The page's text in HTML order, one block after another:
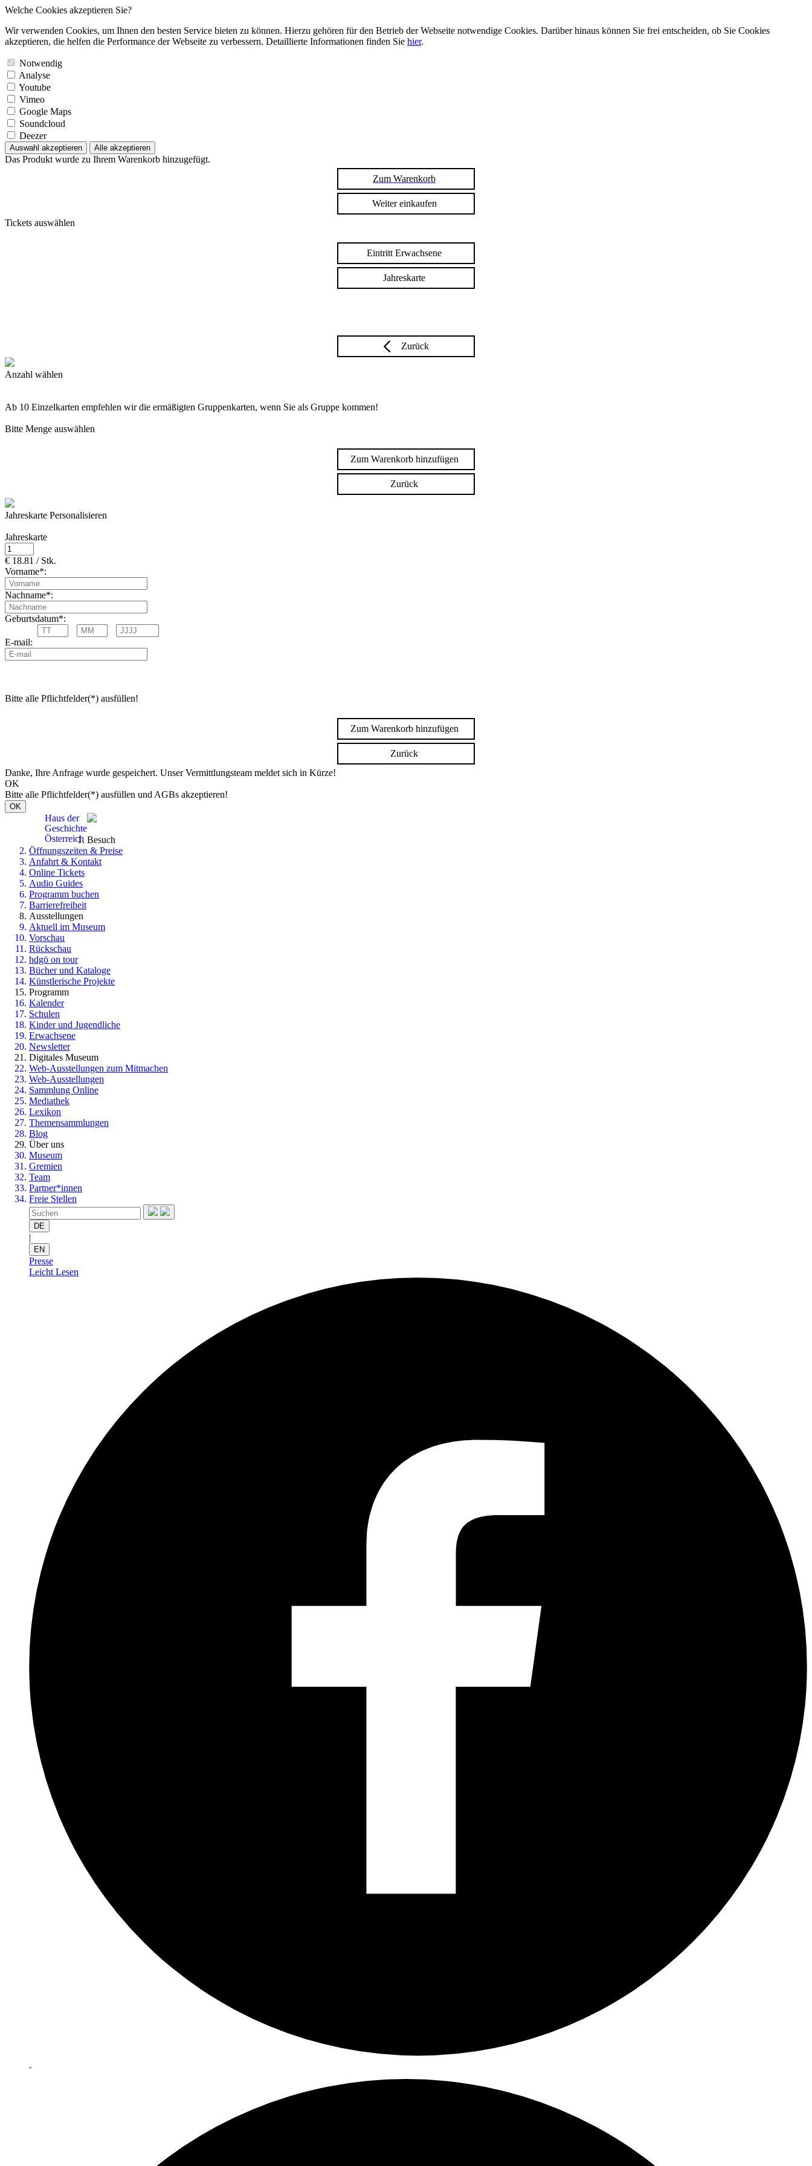
Welche Cookies akzeptieren Sie?
Wir verwenden Cookies, um Ihnen den besten Service bieten zu können. Hierzu gehören für den Betrieb der Webseite notwendige Cookies. Darüber hinaus können Sie frei entscheiden, ob Sie Cookies
akzeptieren, die helfen die Performance der Webseite zu verbessern. Detaillierte Informationen finden Sie hier.
Notwendig
Analyse
Youtube
Vimeo
Google Maps
Soundcloud
Deezer
Auswahl akzeptieren Alle akzeptieren
Das Produkt wurde zu Ihrem Warenkorb hinzugefügt.
Zum Warenkorb
Weiter einkaufen
Tickets auswählen
Eintritt Erwachsene
Jahreskarte
Zurück
Anzahl wählen
Ab 10 Einzelkarten empfehlen wir die ermäßigten Gruppenkarten, wenn Sie als Gruppe kommen!
Bitte Menge auswählen
Zum Warenkorb hinzufügen
Zurück
Jahreskarte Personalisieren
Jahreskarte
€ 18.81 / Stk.
Vorname*:
Nachname*:
Geburtsdatum*:
E-mail:
Bitte alle Pflichtfelder(*) ausfüllen!
Zum Warenkorb hinzufügen
Zurück
Danke, Ihre Anfrage wurde gespeichert. Unser Vermittlungsteam meldet sich in Kürze!
OK
Bitte alle Pflichtfelder(*) ausfüllen und AGBs akzeptieren!
OK
Haus der
Geschichte
Österreich Besuch
Öffnungszeiten & Preise
Anfahrt & Kontakt
Online Tickets
Audio Guides
Programm buchen
Barrierefreiheit
Ausstellungen
Aktuell im Museum
Vorschau
Rückschau
hdgö on tour
Bücher und Kataloge
Künstlerische Projekte
Programm
Kalender
Schulen
Kinder und Jugendliche
Erwachsene
Newsletter
Digitales Museum
Web-Ausstellungen zum Mitmachen
Web-Ausstellungen
Sammlung Online
Mediathek
Lexikon
Themensammlungen
Blog
Über uns
Museum
Gremien
Team
Partner*innen
Freie Stellen
DE
|
EN
Presse
Leicht Lesen